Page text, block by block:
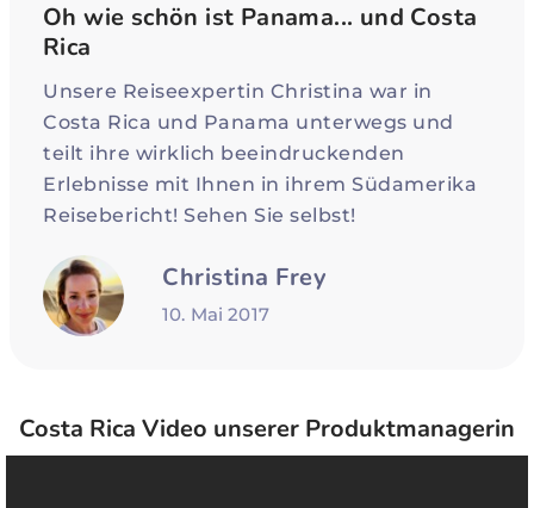
Oh wie schön ist Panama... und Costa
Rica
Unsere Reiseexpertin Christina war in
Costa Rica und Panama unterwegs und
teilt ihre wirklich beeindruckenden
Erlebnisse mit Ihnen in ihrem Südamerika
Reisebericht! Sehen Sie selbst!
Christina Frey
10. Mai 2017
Costa Rica Video unserer Produktmanagerin